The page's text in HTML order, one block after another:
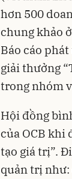
hơn 500
chung khảo
Báo cáo
giải thưởng
trong nhóm
Hội đồng
của OCB khi
tạo giá trị”.
quản trị như: